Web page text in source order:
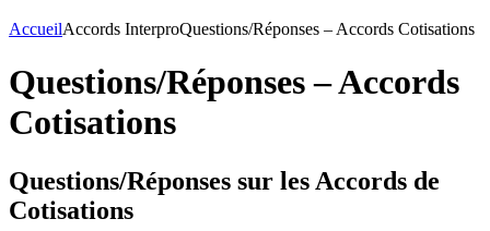
AccueilAccords InterproQuestions/Réponses – Accords Cotisations
Questions/Réponses – Accords
Cotisations
Questions/Réponses sur les Accords de
Cotisations